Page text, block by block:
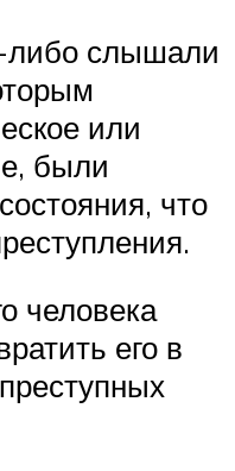
либо слышали
или
были
что
человека
его в